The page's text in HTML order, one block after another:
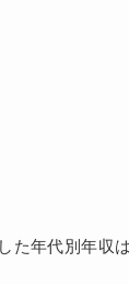
年代別年収